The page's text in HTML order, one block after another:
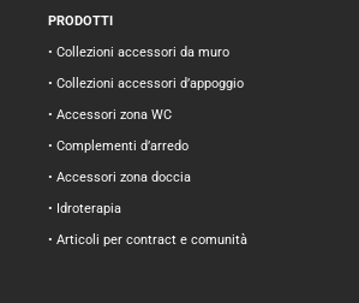
PRODOTTI
• Collezioni accessori da muro
• Collezioni accessori d’appoggio
• Accessori zona WC
• Complementi d’arredo
• Accessori zona doccia
• Idroterapia
• Articoli per contract e comunità